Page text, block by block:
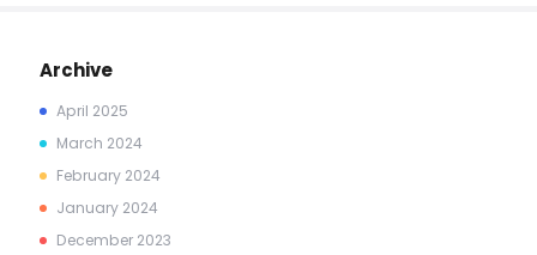
Archive
April 2025
March 2024
February 2024
January 2024
December 2023